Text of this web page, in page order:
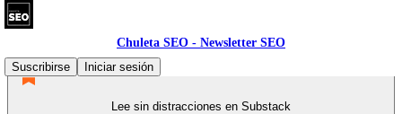
Chuleta SEO - Newsletter SEO
Suscribirse
Iniciar sesión
Lee sin distracciones en Substack